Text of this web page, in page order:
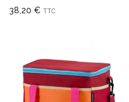
38,20 € TTC